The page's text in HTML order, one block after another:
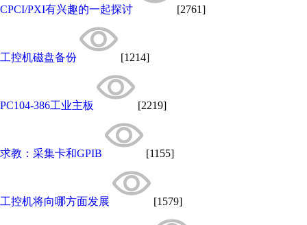
CPCI/PXI有兴趣的一起探讨 [2761]
工控机磁盘备份 [1214]
PC104-386工业主板 [2219]
求教：采集卡和GPIB [1155]
工控机将向哪方面发展 [1579]